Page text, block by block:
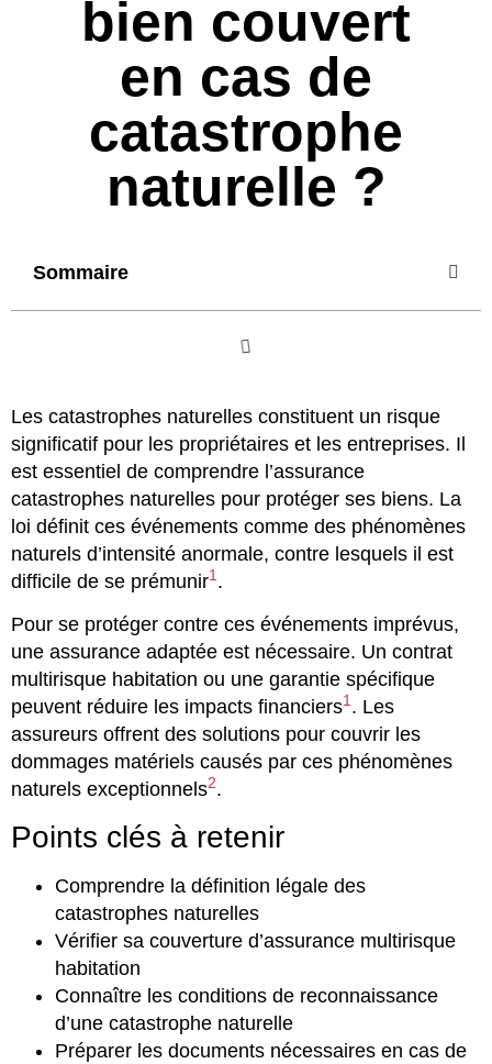
bien couvert
en cas de
catastrophe
naturelle ?
Sommaire
Les catastrophes naturelles constituent un risque
significatif pour les propriétaires et les entreprises. Il
est essentiel de comprendre l’assurance
catastrophes naturelles pour protéger ses biens. La
loi définit ces événements comme des phénomènes
naturels d’intensité anormale, contre lesquels il est
difficile de se prémunir1 .
Pour se protéger contre ces événements imprévus,
une assurance adaptée est nécessaire. Un contrat
multirisque habitation ou une garantie spécifique
peuvent réduire les impacts financiers1. Les
assureurs offrent des solutions pour couvrir les
dommages matériels causés par ces phénomènes
naturels exceptionnels2.
Points clés à retenir
Comprendre la définition légale des
catastrophes naturelles
Vérifier sa couverture d’assurance multirisque
habitation
Connaître les conditions de reconnaissance
d’une catastrophe naturelle
Préparer les documents nécessaires en cas de